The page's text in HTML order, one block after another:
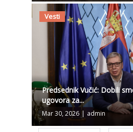
Vesti
Predsednik Vučić: Dobili
ugovora za...
Mar 30, 2026 admin